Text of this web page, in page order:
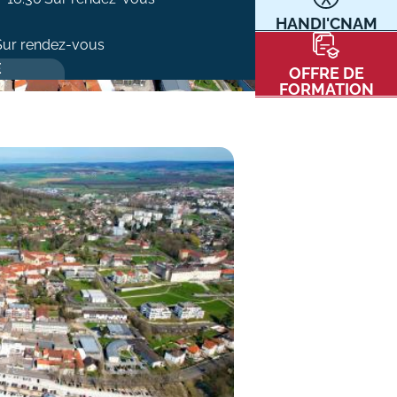
HANDI'CNAM
OFFRE DE
FORMATION
Kits communications Cnam
Prospect
PRESSE/MÉDIAS CARTE INTERACTIVE DES CENTRES
rendez-vous